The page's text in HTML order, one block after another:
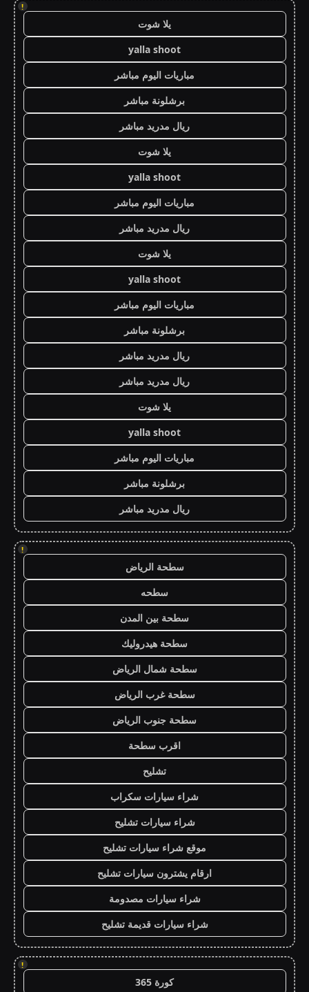
!
يلا شوت
yalla shoot
مباريات اليوم مباشر
برشلونة مباشر
ريال مدريد مباشر
يلا شوت
yalla shoot
مباريات اليوم مباشر
ريال مدريد مباشر
يلا شوت
yalla shoot
مباريات اليوم مباشر
برشلونة مباشر
ريال مدريد مباشر
ريال مدريد مباشر
يلا شوت
yalla shoot
مباريات اليوم مباشر
برشلونة مباشر
ريال مدريد مباشر
!
سطحة الرياض
سطحه
سطحة بين المدن
سطحة هيدروليك
سطحة شمال الرياض
سطحة غرب الرياض
سطحة جنوب الرياض
اقرب سطحة
تشليح
شراء سيارات سكراب
شراء سيارات تشليح
موقع شراء سيارات تشليح
ارقام يشترون سيارات تشليح
شراء سيارات مصدومة
شراء سيارات قديمة تشليح
!
كورة 365